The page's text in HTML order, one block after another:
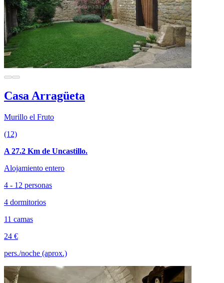
Casa Arragüeta
Murillo el Fruto
(12)
A 27.2 Km de Uncastillo.
Alojamiento entero
4 - 12 personas
4 dormitorios
11 camas
24 €
pers./noche (aprox.)